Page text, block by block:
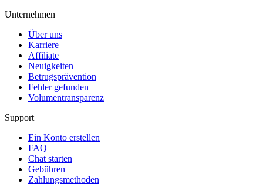
Unternehmen
Über uns
Karriere
Affiliate
Neuigkeiten
Betrugsprävention
Fehler gefunden
Volumentransparenz
Support
Ein Konto erstellen
FAQ
Chat starten
Gebühren
Zahlungsmethoden